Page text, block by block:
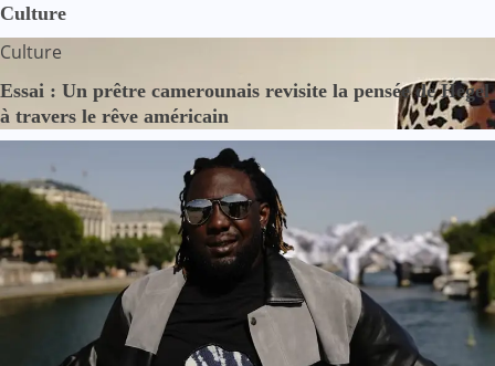
Culture
Culture
Essai : Un prêtre camerounais revisite la pensée de Hegel
à travers le rêve américain